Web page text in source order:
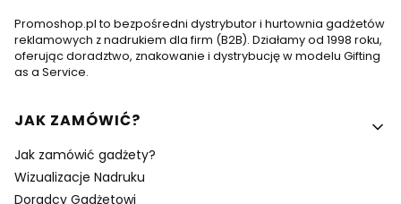
Promoshop.pl to bezpośredni dystrybutor i hurtownia gadżetów
reklamowych z nadrukiem dla firm (B2B). Działamy od 1998 roku,
oferując doradztwo, znakowanie i dystrybucję w modelu Gifting
as a Service.
Linki w stopce
JAK ZAMÓWIĆ?
Jak zamówić gadżety?
Wizualizacje Nadruku
Doradcy Gadżetowi